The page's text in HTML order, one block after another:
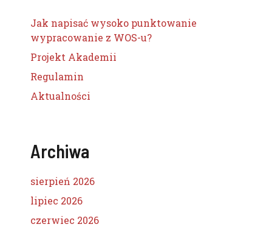
Jak napisać wysoko punktowanie
wypracowanie z WOS-u?
Projekt Akademii
Regulamin
Aktualności
Archiwa
sierpień 2026
lipiec 2026
czerwiec 2026